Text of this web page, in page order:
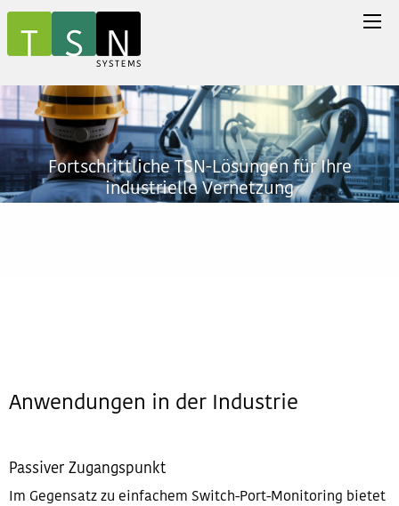
Fortschrittliche TSN-Lösungen für Ihre
industrielle Vernetzung
Anwendungen in der Industrie
Passiver Zugangspunkt
Im Gegensatz zu einfachem Switch-Port-Monitoring bietet